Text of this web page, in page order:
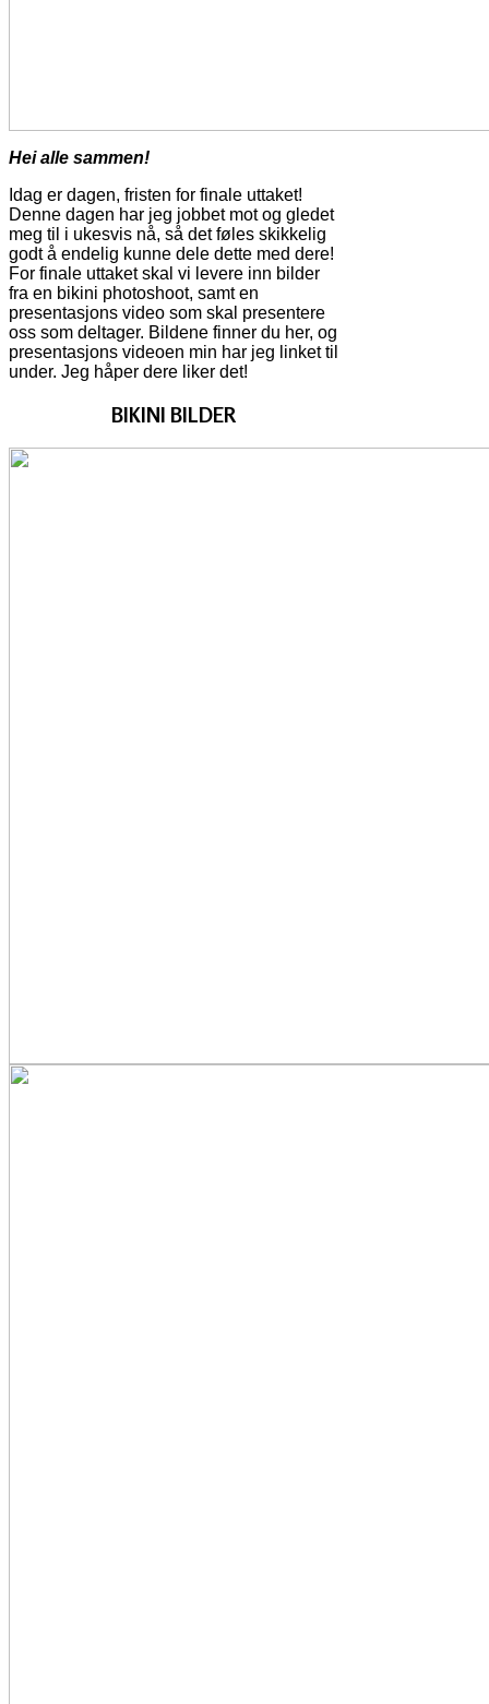
Hei alle sammen!
Idag er dagen, fristen for finale uttaket!
Denne dagen har jeg jobbet mot og gledet
meg til i ukesvis nå, så det føles skikkelig
godt å endelig kunne dele dette med dere!
For finale uttaket skal vi levere inn bilder
fra en bikini photoshoot, samt en
presentasjons video som skal presentere
oss som deltager. Bildene finner du her, og
presentasjons videoen min har jeg linket til
under. Jeg håper dere liker det!
BIKINI BILDER